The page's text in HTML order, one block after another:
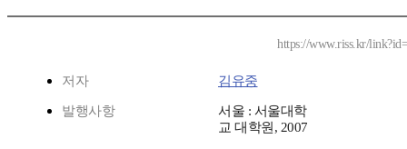
https://www.riss.kr/
저자 김유중
발행사항
서울 : 서울대학
교 대학원, 2007